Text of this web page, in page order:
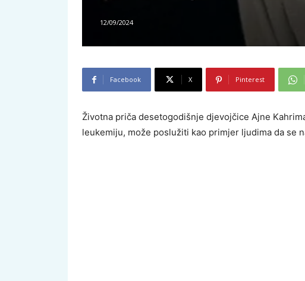
12/09/2024
Facebook X Pinterest
Životna priča desetogodišnje djevojčice Ajne
leukemiju, može poslužiti kao primjer ljudima da se